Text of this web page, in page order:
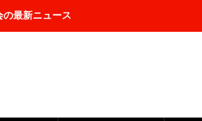
の最新ニュース